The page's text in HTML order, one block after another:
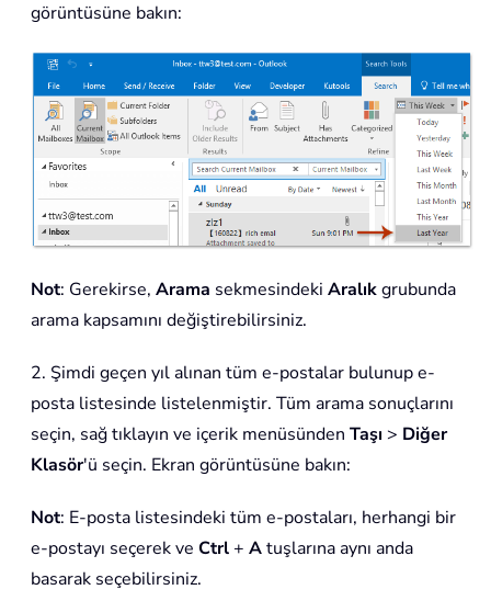
görüntüsüne bakın:
Not: Gerekirse, Arama sekmesindeki Aralıkgrubunda
arama kapsamını değiştirebilirsiniz.
2. Şimdi geçen yıl alınan tüm e-postalar bulunup e-
posta listesinde listelenmiştir. Tüm arama sonuçlarını
seçin, sağ tıklayın ve içerik menüsünden Taşı > Diğer
Klasör'ü seçin. Ekran görüntüsüne bakın:
Not: E-posta listesindeki tüm e-postaları, herhangi bir
e-postayı seçerek ve Ctrl+ Atuşlarına aynı anda
basarak seçebilirsiniz.